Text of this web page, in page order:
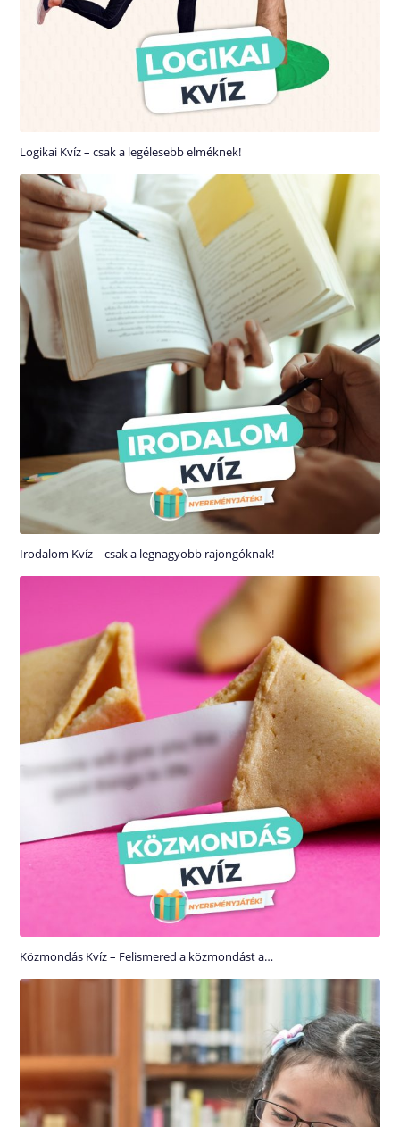
Logikai Kvíz – csak a legélesebb elméknek!
Irodalom Kvíz – csak a legnagyobb rajongóknak!
Közmondás Kvíz – Felismered a közmondást a…